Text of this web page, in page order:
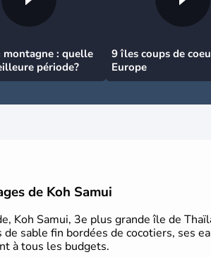
montagne : quelle
période?
9 îles coups de
Europe
de Koh Samui
Koh Samui, 3e plus grande île de
sable fin bordées de cocotiers, ses
à tous les budgets.